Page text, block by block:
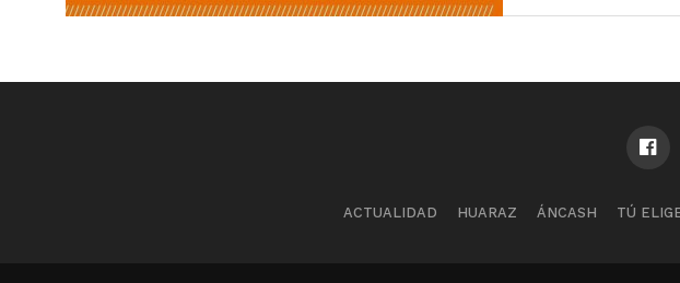
ACTUALIDAD HUARAZ ÁNCASH TÚ